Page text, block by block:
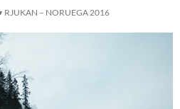
RJUKAN – NORUEGA 2016